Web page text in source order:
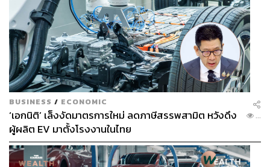
BUSINESS / ECONOMIC
‘เอกนิติ’ เล็งงัดมาตรการใหม่ ลดภาษีสรรพสามิต หวังดึง
ผู้ผลิต EV มาตั้งโรงงานในไทย
...